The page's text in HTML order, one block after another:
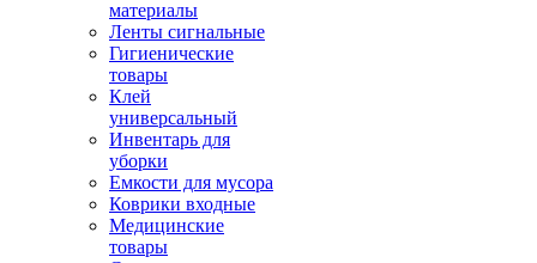
материалы
Ленты сигнальные
Гигиенические
товары
Клей
универсальный
Инвентарь для
уборки
Емкости для мусора
Коврики входные
Медицинские
товары